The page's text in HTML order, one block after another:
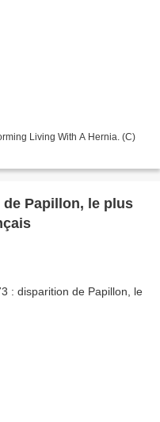
Living With A Hernia. (C)
Papillon, le plus